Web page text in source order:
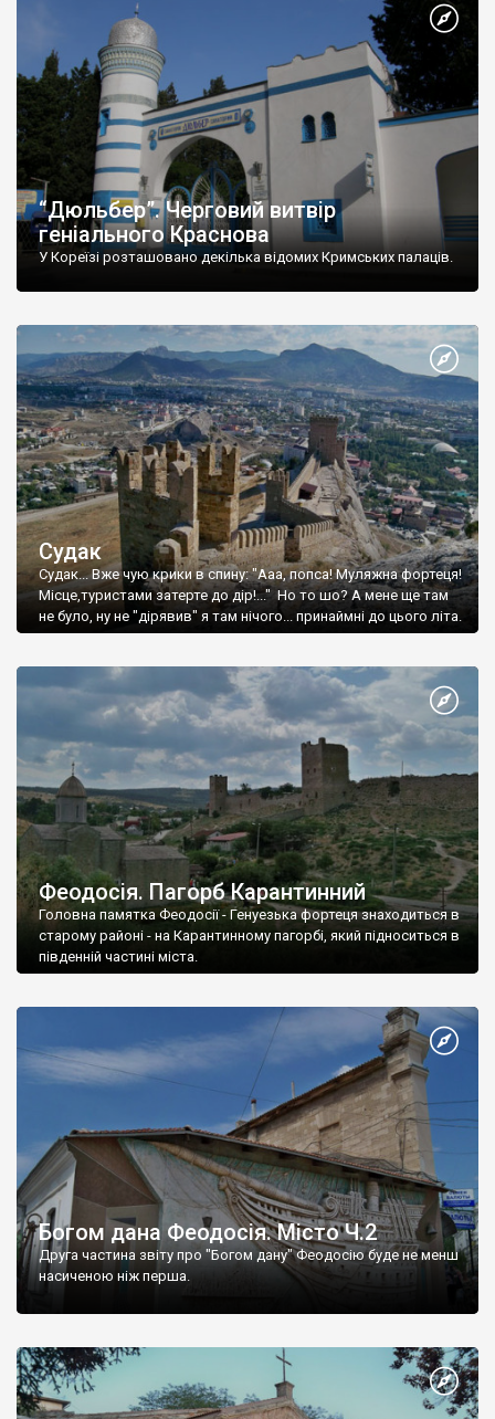
“Дюльбер”. Черговий витвір
геніального Краснова
У Кореїзі розташовано декілька відомих Кримських палаців.
Судак
Судак... Вже чую крики в спину: "Ааа, попса! Муляжна фортеця!
Місце,туристами затерте до дір!..." Но то шо? А мене ще там
не було, ну не "дірявив" я там нічого... принаймні до цього літа.
Феодосія. Пагорб Карантинний
Головна памятка Феодосії - Генуезька фортеця знаходиться в
старому районі - на Карантинному пагорбі, який підноситься в
південній частині міста.
Богом дана Феодосія. Місто Ч.2
Друга частина звіту про "Богом дану" Феодосію буде не менш
насиченою ніж перша.